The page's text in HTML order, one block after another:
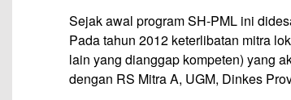
Sejak awal program SH-PML ini
Pada tahun 2012 keterlibatan mitra
lain yang dianggap kompeten) yang
dengan RS Mitra A, UGM, Dinkes